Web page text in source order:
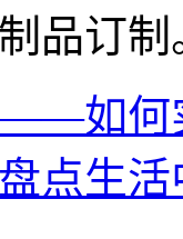
品订制
如何
点生